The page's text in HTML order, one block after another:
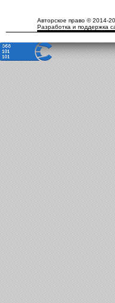
Авторское право © 2014-
Разработка и поддержка